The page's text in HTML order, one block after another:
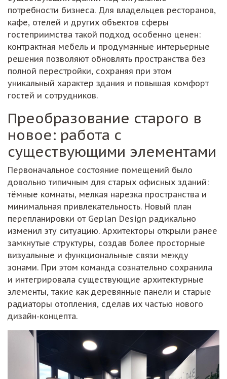
потребности бизнеса. Для владельцев ресторанов,
кафе, отелей и других объектов сферы
гостеприимства такой подход особенно ценен:
контрактная мебель и продуманные интерьерные
решения позволяют обновлять пространства без
полной перестройки, сохраняя при этом
уникальный характер здания и повышая комфорт
гостей и сотрудников.
Преобразование старого в
новое: работа с
существующими элементами
Первоначальное состояние помещений было
довольно типичным для старых офисных зданий:
тёмные комнаты, мелкая нарезка пространства и
минимальная привлекательность. Новый план
перепланировки от Geplan Design радикально
изменил эту ситуацию. Архитекторы открыли ранее
замкнутые структуры, создав более просторные
визуальные и функциональные связи между
зонами. При этом команда сознательно сохранила
и интегрировала существующие архитектурные
элементы, такие как деревянные панели и старые
радиаторы отопления, сделав их частью нового
дизайн-концепта.